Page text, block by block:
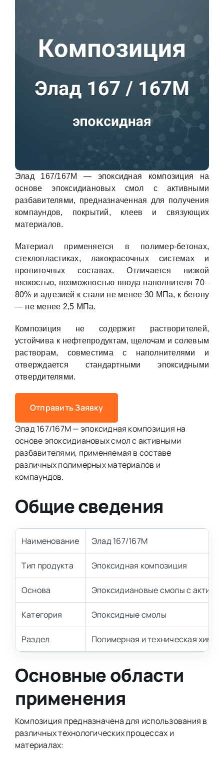
Элад 167/167М — эпоксидная композиция на
основе эпоксидиановых смол с активными
разбавителями, предназначенная для получения
компаундов, покрытий, клеев и связующих
материалов.
Материал применяется в полимер-бетонах,
стеклопластиках, лакокрасочных системах и
пропиточных составах. Отличается низкой
вязкостью, возможностью ввода наполнителя 70–
80% и адгезией к стали не менее 30 МПа, к бетону
— не менее 2,5 МПа.
Композиция не содержит растворителей,
устойчива к нефтепродуктам, щелочам и солевым
растворам, совместима с наполнителями и
отверждается стандартными эпоксидными
отвердителями.
Отправить Заявку
Элад 167/167М — эпоксидная композиция на
основе эпоксидиановых смол с активными
разбавителями, применяемая в составе
различных полимерных материалов и
компаундов.
Общие сведения
Наименование Элад 167/167М
Тип продукта Эпоксидная композиция
Основа Эпоксидиановые смолы с
Категория Эпоксидные смолы
Раздел Полимерная и техническая химия
Основные области
применения
Композиция предназначена для использования в
различных технологических процессах и
материалах: